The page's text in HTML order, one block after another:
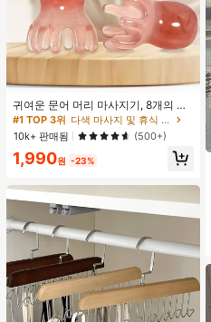
귀여운 문어 머리 마사지기, 8개의 촉
수, 머리 마사지기, 괄사 페이셜 도구,
머리 & 몸 이완, 독특한 마사지 포인
트, 수동 딥 티슈 마사지 도구, 학교, 개
학, 여행, 여행 필수품, 가정 필수품, 스
파, 마사지 도구, 마사지
#1 TOP 3위
다색 마사지 및 휴식 도구
10k+ 판매됨
(500+)
1,990원 -23%